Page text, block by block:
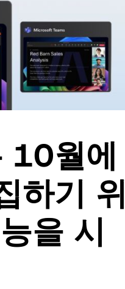
10월에
하기 위
을 시